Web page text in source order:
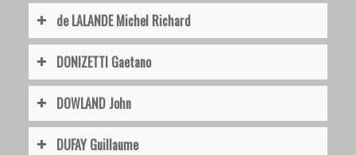
de LALANDE Michel Richard
DONIZETTI Gaetano
DOWLAND John
DUFAY Guillaume